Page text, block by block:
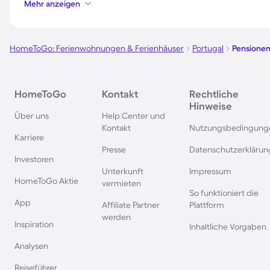
Pensionen in Bayern Pensionen in Wien
Pensionen in der Eifel Pensionen in
Pensionen im Sauerland
Pensionen in der
Pensionen in Prag
Pensionen im
Mehr anzeigen
HomeToGo: Ferienwohnungen & Ferienhäuser Portugal
HomeToGo
Über uns
Karriere
Investoren
HomeToGo Aktie
App
Inspiration
Analysen
Reiseführer
Kontakt
Help Center und
Kontakt
Presse
Unterkunft
vermieten
Affiliate Partner
werden
Rechtliche
Hinweise
Impressum
So funktioniert die
Plattform
Inhaltliche Vorgaben